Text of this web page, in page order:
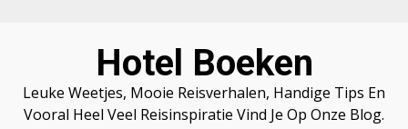
Hotel Boeken
Leuke Weetjes, Mooie Reisverhalen, Handige Tips En
Vooral Heel Veel Reisinspiratie Vind Je Op Onze Blog.